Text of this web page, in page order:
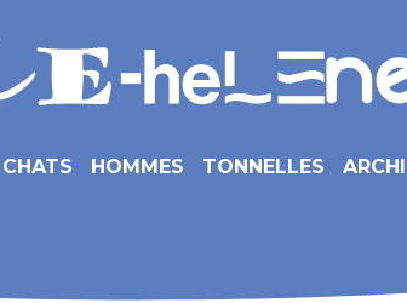
CHATS HOMMES TONNELLES